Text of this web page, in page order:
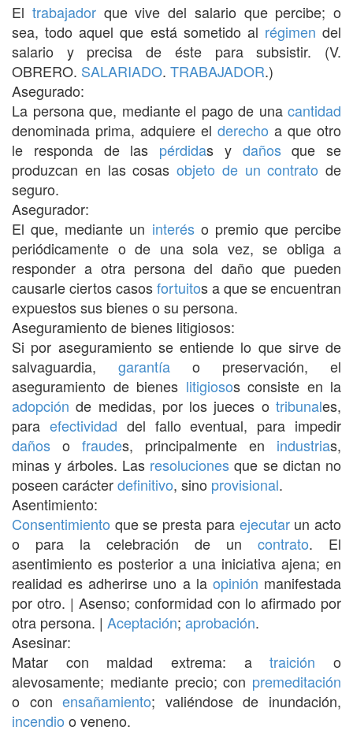
El trabajadorque vive del salario que percibe; o
sea, todo aquel que está sometido al régimen del
salario y precisa de éste para subsistir. (V.
OBRERO. SALARIADO. TRABAJADOR.)
Asegurado:
La persona que, mediante el pago de una cantidad
denominada prima, adquiere el derecho a que otro
le responda de las pérdidas y dañosque se
produzcan en las cosas objeto de un contrato de
seguro.
Asegurador:
El que, mediante un interéso premio que percibe
periódicamente o de una sola vez, se obliga a
responder a otra persona del daño que pueden
causarle ciertos casosfortuitos a que se encuentran
expuestos sus bienes o su persona.
Aseguramiento de bienes litigiosos:
Si por aseguramiento se entiende lo que sirve de
salvaguardia, garantía o preservación, el
aseguramiento de bienes litigiosos consiste en la
adopción de medidas, por los jueces o tribunales,
para efectividad del fallo eventual, para impedir
daños o fraudes, principalmente en industrias,
minas y árboles. Las resoluciones que se dictan no
poseen carácterdefinitivo, sino provisional.
Asentimiento:
Consentimiento que se presta para ejecutarun acto
o para la celebración de un contrato. El
asentimiento es posterior a una iniciativa ajena; en
realidad es adherirse uno a la opinión manifestada
por otro. | Asenso; conformidad con lo afirmado por
otra persona. | Aceptación; aprobación.
Asesinar:
Matar con maldad extrema: atraición o
alevosamente; mediante precio; con premeditación
o conensañamiento; valiéndose de inundación,
incendio o veneno.